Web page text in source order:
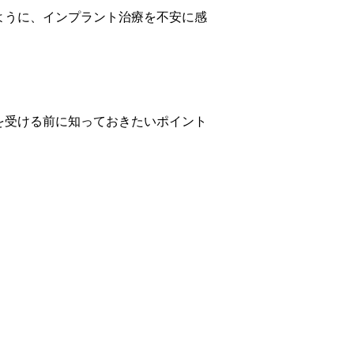
に、インプラント治療を不安に感
ける前に知っておきたいポイント